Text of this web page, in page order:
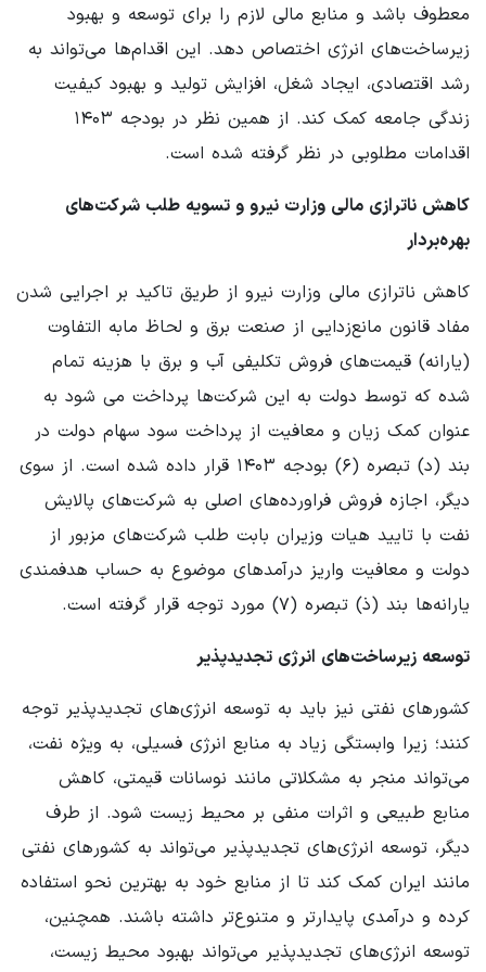
معطوف باشد و منابع مالی لازم را برای توسعه و بهبود
زیرساخت‌های انرژی اختصاص دهد. این اقدام‌ها می‌تواند به
رشد اقتصادی، ایجاد شغل، افزایش تولید و بهبود کیفیت
زندگی جامعه کمک کند. از همین نظر در بودجه ۱۴۰۳
اقدامات مطلوبی در نظر گرفته شده است.
کاهش ناترازی مالی وزارت نیرو و تسویه طلب شرکت‌های
بهره‌بردار
کاهش ناترازی مالی وزارت نیرو از طریق تاکید بر اجرایی شدن
مفاد قانون مانع‌زدایی از صنعت برق و لحاظ مابه التفاوت
(یارانه) قیمت‌های فروش تکلیفی آب و برق با هزینه تمام
شده که توسط دولت به این شرکت‌ها پرداخت می شود به
عنوان کمک زیان و معافیت از پرداخت سود سهام دولت در
بند (د) تبصره (۶) بودجه ۱۴۰۳ قرار داده شده است. از سوی
دیگر، اجازه فروش فراورده‌های اصلی به شرکت‌های پالایش
نفت با تایید هیات وزیران بابت طلب شرکت‌های مزبور از
دولت و معافیت واریز درآمدهای موضوع به حساب هدفمندی
یارانه‌ها بند (ذ) تبصره (۷) مورد توجه قرار گرفته است.
توسعه زیرساخت‌های انرژی تجدیدپذیر
کشورهای نفتی نیز باید به توسعه انرژی‌های تجدیدپذیر توجه
کنند؛ زیرا وابستگی زیاد به منابع انرژی فسیلی، به ویژه نفت،
می‌تواند منجر به مشکلاتی مانند نوسانات قیمتی، کاهش
منابع طبیعی و اثرات منفی بر محیط زیست شود. از طرف
دیگر، توسعه انرژی‌های تجدیدپذیر می‌تواند به کشورهای نفتی
مانند ایران کمک کند تا از منابع خود به بهترین نحو استفاده
کرده و درآمدی پایدارتر و متنوع‌تر داشته باشند. همچنین،
توسعه انرژی‌های تجدیدپذیر می‌تواند بهبود محیط زیست،